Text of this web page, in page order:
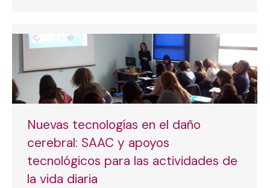
Nuevas tecnologías en el daño
cerebral: SAAC y apoyos
tecnológicos para las actividades de
la vida diaria